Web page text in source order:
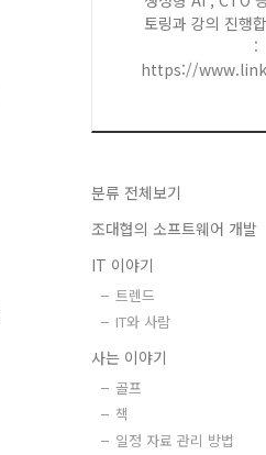
토링과 강의 진행
:
https://
분류 전체보기
조대협의 소프트웨어 개발
IT 이야기
트렌드
IT와 사람
사는 이야기
골프
책
일정 자료 관리 방법